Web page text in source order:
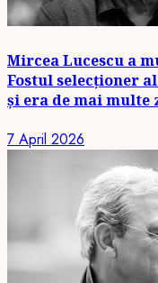
Mircea Lucescu a
Fostul selecționer
și era de mai multe
7 April 2026